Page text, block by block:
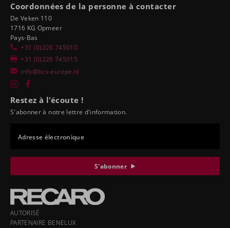
Coordonnées de la personne à contacter
De Veken 110
1716 KG Opmeer
Pays-Bas
+31 (0)226 745010
+31 (0)226 745015
info@bcs-europe.nl
Restez à l'écoute !
S'abonner à notre lettre d'information.
Adresse électronique
S'abonner
AUTORISÉ
PARTENAIRE BENELUX